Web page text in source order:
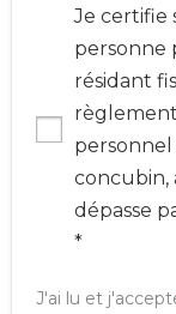
Je certifie
personne
résidant
concubin,
dépasse
*
J'ai lu et